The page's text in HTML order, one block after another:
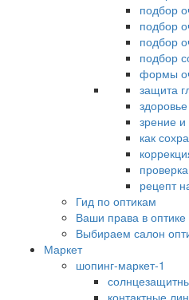
подбор
подбор
подбор
подбор
формы
защита
зрение и
как
рецепт
Гид по оптикам
Ваши права в оптике
Выбираем салон
Маркет
шопинг-маркет-1